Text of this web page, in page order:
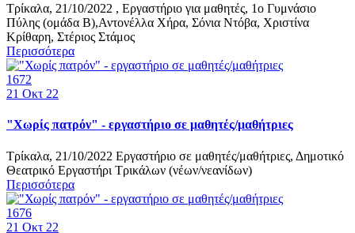
Τρίκαλα, 21/10/2022 , Εργαστήριο για μαθητές, 1ο Γυμνάσιο
Πύλης (ομάδα Β),Αντονέλλα Χήρα, Σόνια Ντόβα, Χριστίνα
Κρίθαρη, Στέριος Στάμος
Περισσότερα
1672
21 Οκτ 22
"Χωρίς πατρόν" - εργαστήριο σε μαθητές/μαθήτριες
Τρίκαλα, 21/10/2022 Εργαστήριο σε μαθητές/μαθήτριες, Δημοτικό
Θεατρικό Εργαστήρι Τρικάλων (νέων/νεανίδων)
Περισσότερα
1676
21 Οκτ 22